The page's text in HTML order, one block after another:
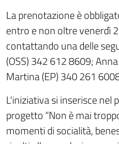
La prenotazione è
entro e non oltre venerdì
contattando una delle
(OSS) 342 612 8609;
Martina (EP) 340 261
L'iniziativa si inserisce nel
progetto “Non è mai
momenti di socialità,